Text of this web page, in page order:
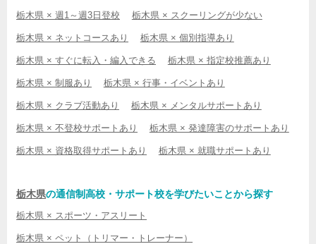
栃木県 × 週1～週3日登校 栃木県 × スクーリングが少ない
栃木県 × ネットコースあり 栃木県 × 個別指導あり
栃木県 × すぐに転入・編入できる 栃木県 × 指定校推薦あり
栃木県 × 制服あり 栃木県 × 行事・イベントあり
栃木県 × クラブ活動あり 栃木県 × メンタルサポートあり
栃木県 × 不登校サポートあり 栃木県 × 発達障害のサポートあり
栃木県 × 資格取得サポートあり 栃木県 × 就職サポートあり
栃木県の通信制高校・サポート校を学びたいことから探す
栃木県 × スポーツ・アスリート
栃木県 × ペット（トリマー・トレーナー）